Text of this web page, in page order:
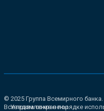
© 2025 Группа Всемирного банка.
Все права сохранены.
Уведомление о порядке